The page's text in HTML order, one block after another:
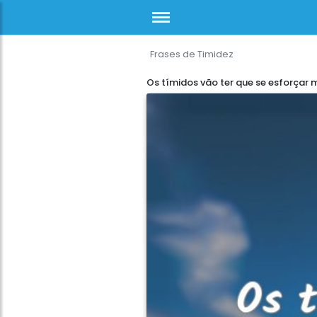
Frases de Timidez
Os tímidos vão ter que se esforçar